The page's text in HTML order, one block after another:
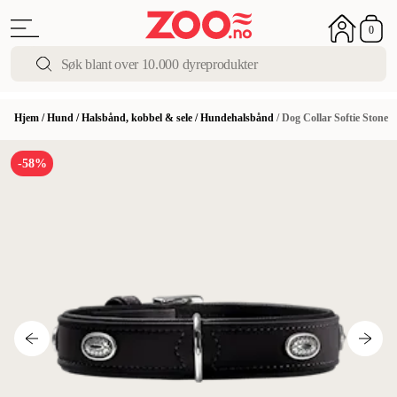
0
Hjem /Hund /Halsbånd, kobbel & sele /Hundehalsbånd /Dog Collar Softie Stone
-58%